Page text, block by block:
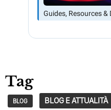
Tag
BLOG BLOG E ATTUALITÀ